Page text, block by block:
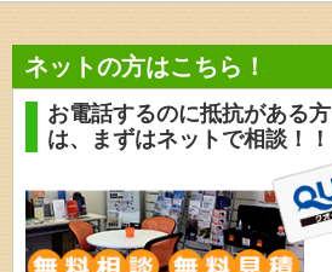
ネットの方はこちら！
お電話するのに抵抗がある方
は、
まずはネットで相談！！